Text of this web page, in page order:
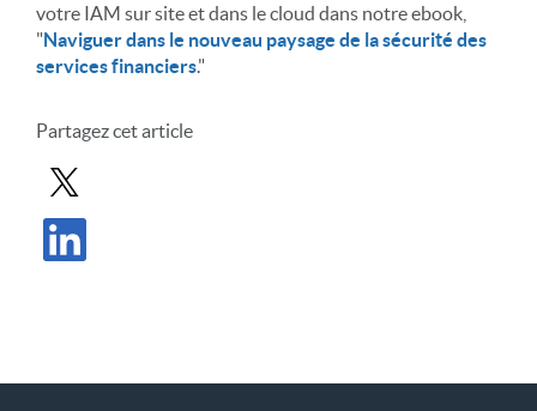
votre IAM sur site et dans le cloud dans notre ebook,
"Naviguer dans le nouveau paysage de la sécurité des
services financiers."
Partagez cet article
Partager le message dans X